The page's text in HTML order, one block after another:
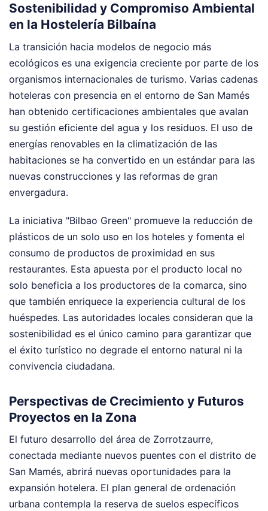
Sostenibilidad y Compromiso Ambiental
en la Hostelería Bilbaína
La transición hacia modelos de negocio más
ecológicos es una exigencia creciente por parte de los
organismos internacionales de turismo. Varias cadenas
hoteleras con presencia en el entorno de San Mamés
han obtenido certificaciones ambientales que avalan
su gestión eficiente del agua y los residuos. El uso de
energías renovables en la climatización de las
habitaciones se ha convertido en un estándar para las
nuevas construcciones y las reformas de gran
envergadura.
La iniciativa "Bilbao Green" promueve la reducción de
plásticos de un solo uso en los hoteles y fomenta el
consumo de productos de proximidad en sus
restaurantes. Esta apuesta por el producto local no
solo beneficia a los productores de la comarca, sino
que también enriquece la experiencia cultural de los
huéspedes. Las autoridades locales consideran que la
sostenibilidad es el único camino para garantizar que
el éxito turístico no degrade el entorno natural ni la
convivencia ciudadana.
Perspectivas de Crecimiento y Futuros
Proyectos en la Zona
El futuro desarrollo del área de Zorrotzaurre,
conectada mediante nuevos puentes con el distrito de
San Mamés, abrirá nuevas oportunidades para la
expansión hotelera. El plan general de ordenación
urbana contempla la reserva de suelos específicos